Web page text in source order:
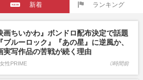
新着 ランキング
画ちいかわ』ボンドロ配布決定で話題
ブルーロック』『あの星』に逆風か、
実写作品の苦戦が続く理由
性PRIME 0時間前